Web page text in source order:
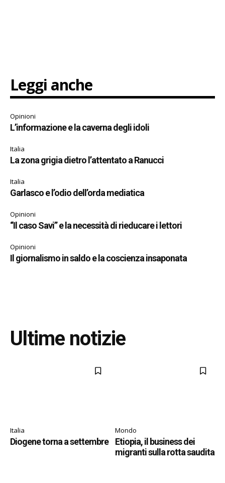
Leggi anche
Opinioni
L’informazione e la caverna degli idoli
Italia
La zona grigia dietro l’attentato a Ranucci
Italia
Garlasco e l’odio dell’orda mediatica
Opinioni
“Il caso Savi” e la necessità di rieducare i lettori
Opinioni
Il giornalismo in saldo e la coscienza insaponata
Ultime notizie
Italia
Diogene torna a settembre
Mondo
Etiopia, il business dei
migranti sulla rotta saudita